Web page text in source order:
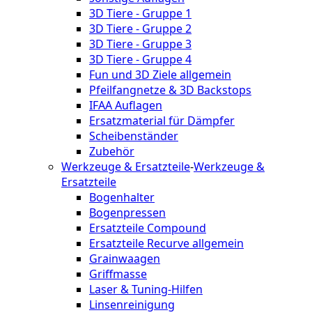
3D Tiere - Gruppe 1
3D Tiere - Gruppe 2
3D Tiere - Gruppe 3
3D Tiere - Gruppe 4
Fun und 3D Ziele allgemein
Pfeilfangnetze & 3D Backstops
IFAA Auflagen
Ersatzmaterial für Dämpfer
Scheibenständer
Zubehör
Werkzeuge & Ersatzteile-Werkzeuge &
Ersatzteile
Bogenhalter
Bogenpressen
Ersatzteile Compound
Ersatzteile Recurve allgemein
Grainwaagen
Griffmasse
Laser & Tuning-Hilfen
Linsenreinigung